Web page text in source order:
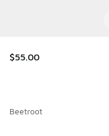
$55.00
Beetroot